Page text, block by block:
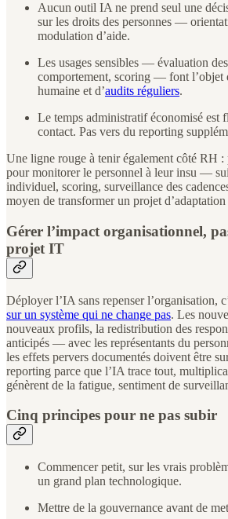
Aucun outil IA ne prend seul une
sur les droits des personnes —
modulation d’aide.
Les usages sensibles — évaluation
comportement, scoring — font l’objet
humaine et d’audits réguliers.
Le temps administratif économisé est
contact. Pas vers du reporting
Une ligne rouge à tenir également côté RH :
pour monitorer le personnel à leur insu —
individuel, scoring, surveillance des
moyen de transformer un projet
Gérer l’impact organisationnel,
projet IT
Déployer l’IA sans repenser l’organisation,
sur un système qui ne change pas. Les
nouveaux profils, la redistribution des
anticipés — avec les représentants du
les effets pervers documentés doivent être
reporting parce que l’IA trace tout,
génèrent de la fatigue, sentiment de
Cinq principes pour ne pas subir
Commencer petit, sur les vrais
un grand plan technologique.
Mettre de la gouvernance avant de